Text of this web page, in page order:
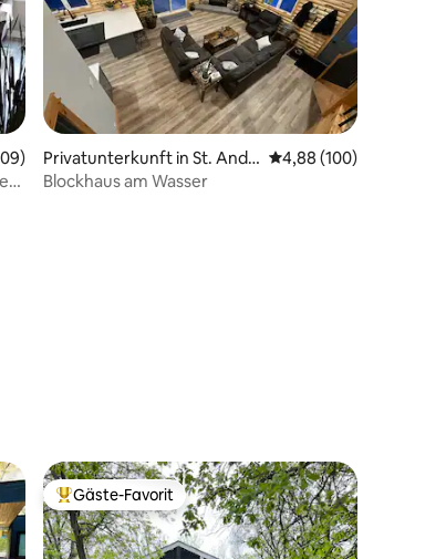
Bewertung: 4,94 von 5, 109 Bewertungen
Privatunterkunft in St. Andr
ews
Durchschnittliche
4,88 (100)
Blockhaus am Wasser
Beliebter Gäste-Favorit.
Gäste-Favorit